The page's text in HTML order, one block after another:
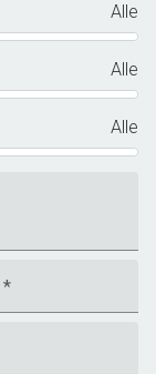
Alle
Alle
Alle
*